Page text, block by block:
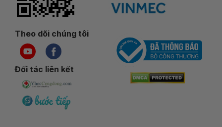
Theo dõi chúng tôi
Đối tác liên kết